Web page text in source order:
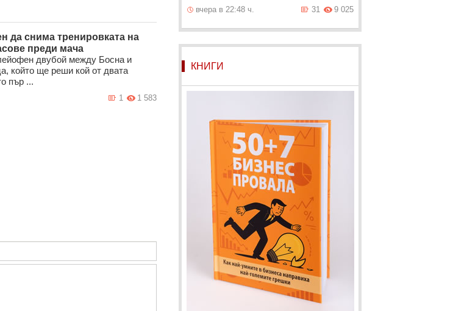
да снима тренировката на
преди мача
двубой между Босна и
който ще реши кой от двата
пър ...
1 583
1
вчера в 22:48 ч.
9 025
31
КНИГИ